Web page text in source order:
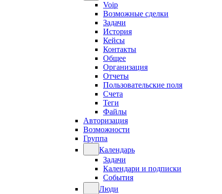
Voip
Возможные сделки
Задачи
История
Кейсы
Контакты
Общее
Организация
Отчеты
Пользовательские поля
Счета
Теги
Файлы
Авторизация
Возможности
Группа
Календарь
Задачи
Календари и подписки
События
Люди